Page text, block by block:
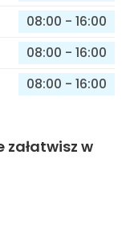
08:00 - 16:00
08:00 - 16:00
08:00 - 16:00
w